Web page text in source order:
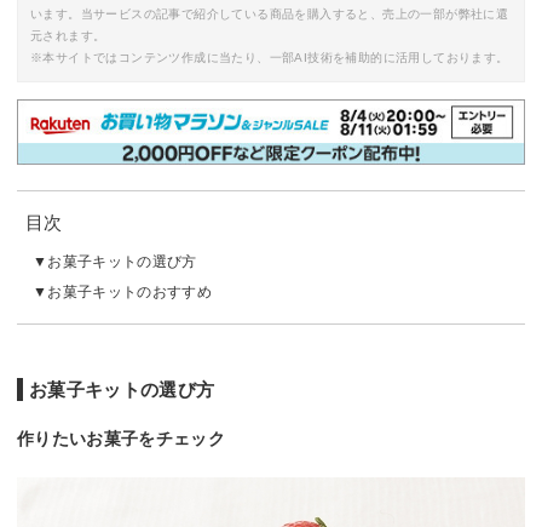
います。当サービスの記事で紹介している商品を購入すると、売上の一部が弊社に還
元されます。
※本サイトではコンテンツ作成に当たり、一部AI技術を補助的に活用しております。
目次
お菓子キットの選び方
お菓子キットのおすすめ
お菓子キットの選び方
作りたいお菓子をチェック